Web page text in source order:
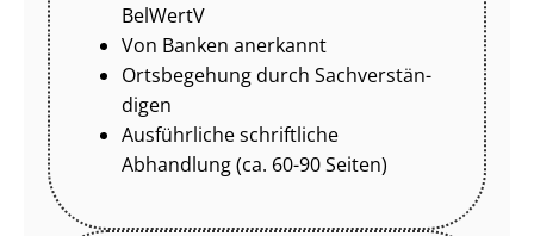
BelWertV
Von Banken anerkannt
Ortsbegehung durch Sach­ver­stän­
di­gen
Ausführliche schriftliche
Abhandlung (ca. 60-90 Seiten)